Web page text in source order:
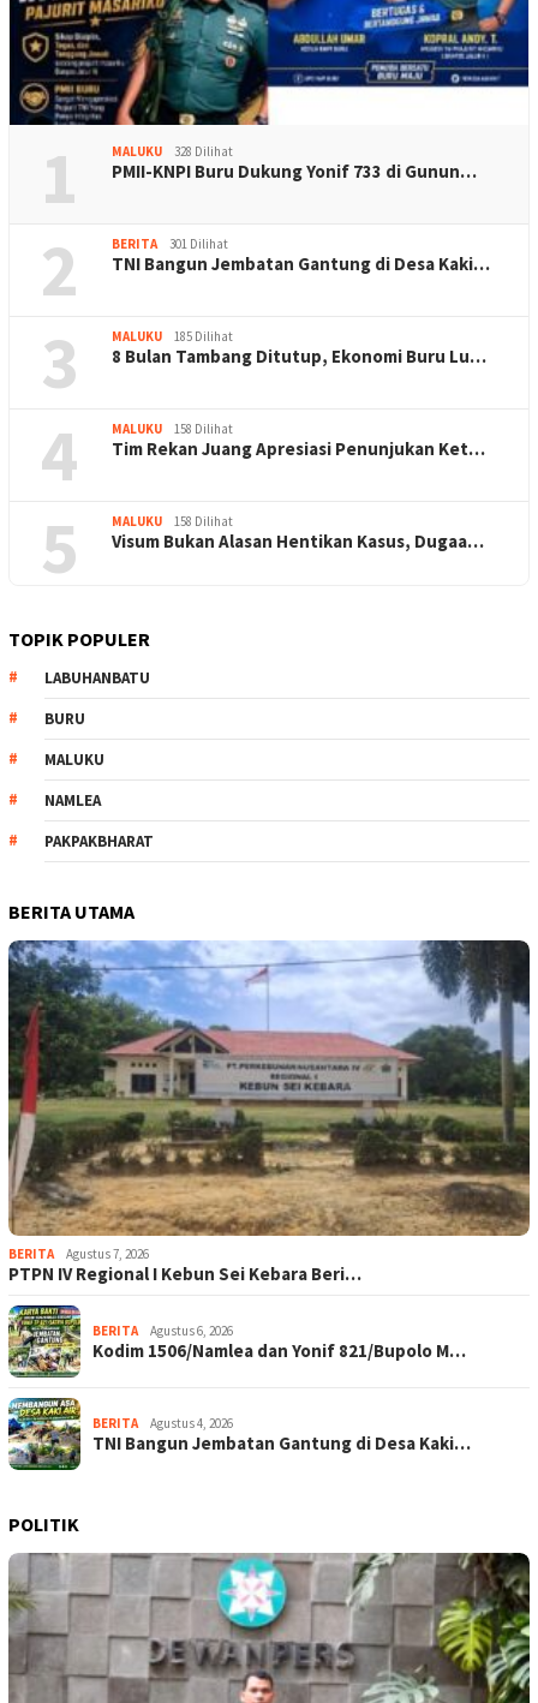
1 MALUKU 328 Dilihat
PMII-KNPI Buru Dukung Yonif 733 di Gunun…
2 BERITA 301 Dilihat
TNI Bangun Jembatan Gantung di Desa Kaki…
3 MALUKU 185 Dilihat
8 Bulan Tambang Ditutup, Ekonomi Buru Lu…
4 MALUKU 158 Dilihat
Tim Rekan Juang Apresiasi Penunjukan Ket…
5 MALUKU 158 Dilihat
Visum Bukan Alasan Hentikan Kasus, Dugaa…
TOPIK POPULER
LABUHANBATU
BURU
MALUKU
NAMLEA
PAKPAKBHARAT
BERITA UTAMA
BERITA Agustus 7, 2026
PTPN IV Regional I Kebun Sei Kebara Beri…
BERITA Agustus 6, 2026
Kodim 1506/Namlea dan Yonif 821/Bupolo M…
BERITA Agustus 4, 2026
TNI Bangun Jembatan Gantung di Desa Kaki…
POLITIK